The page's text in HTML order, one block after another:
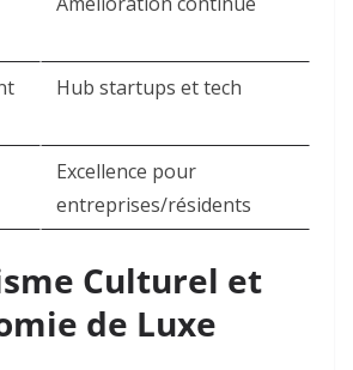
Hub startups et tech ​
Excellence pour
entreprises/résidents ​
Culturel et
de Luxe